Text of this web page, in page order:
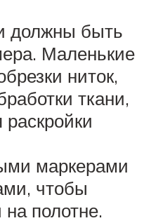
должны быть
Маленькие
ниток,
ткани,
маркерами
чтобы
полотне.